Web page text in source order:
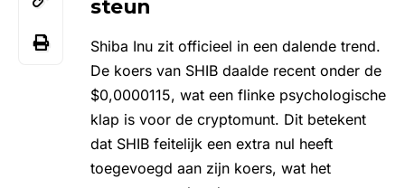
steun
Shiba Inu zit officieel in een dalende trend.
De koers van SHIB daalde recent onder de
$0,0000115, wat een flinke psychologische
klap is voor de cryptomunt. Dit betekent
dat SHIB feitelijk een extra nul heeft
toegevoegd aan zijn koers, wat het